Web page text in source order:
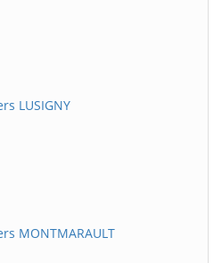
LUSIGNY
MONTMARAULT